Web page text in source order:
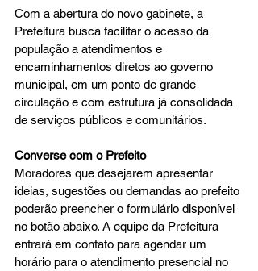
Com a abertura do novo gabinete, a
Prefeitura busca facilitar o acesso da
população a atendimentos e
encaminhamentos diretos ao governo
municipal, em um ponto de grande
circulação e com estrutura já consolidada
de serviços públicos e comunitários.
Converse com o Prefeito
Moradores que desejarem apresentar
ideias, sugestões ou demandas ao prefeito
poderão preencher o formulário disponível
no botão abaixo. A equipe da Prefeitura
entrará em contato para agendar um
horário para o atendimento presencial no